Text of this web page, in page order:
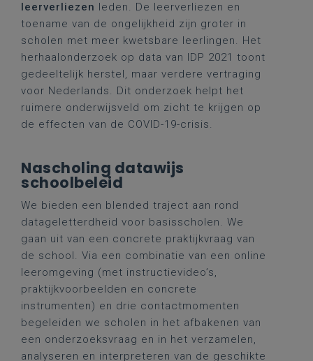
leerverliezen leden. De leerverliezen en
toename van de ongelijkheid zijn groter in
scholen met meer kwetsbare leerlingen. Het
herhaalonderzoek op data van IDP 2021 toont
gedeeltelijk herstel, maar verdere vertraging
voor Nederlands. Dit onderzoek helpt het
ruimere onderwijsveld om zicht te krijgen op
de effecten van de COVID-19-crisis.
Nascholing datawijs
schoolbeleid
We bieden een blended traject aan rond
datageletterdheid voor basisscholen. We
gaan uit van een concrete praktijkvraag van
de school. Via een combinatie van een online
leeromgeving (met instructievideo’s,
praktijkvoorbeelden en concrete
instrumenten) en drie contactmomenten
begeleiden we scholen in het afbakenen van
een onderzoeksvraag en in het verzamelen,
analyseren en interpreteren van de geschikte